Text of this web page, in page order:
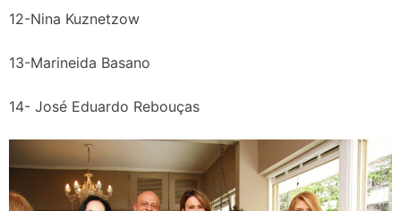
12-Nina Kuznetzow
13-Marineida Basano
14- José Eduardo Rebouças